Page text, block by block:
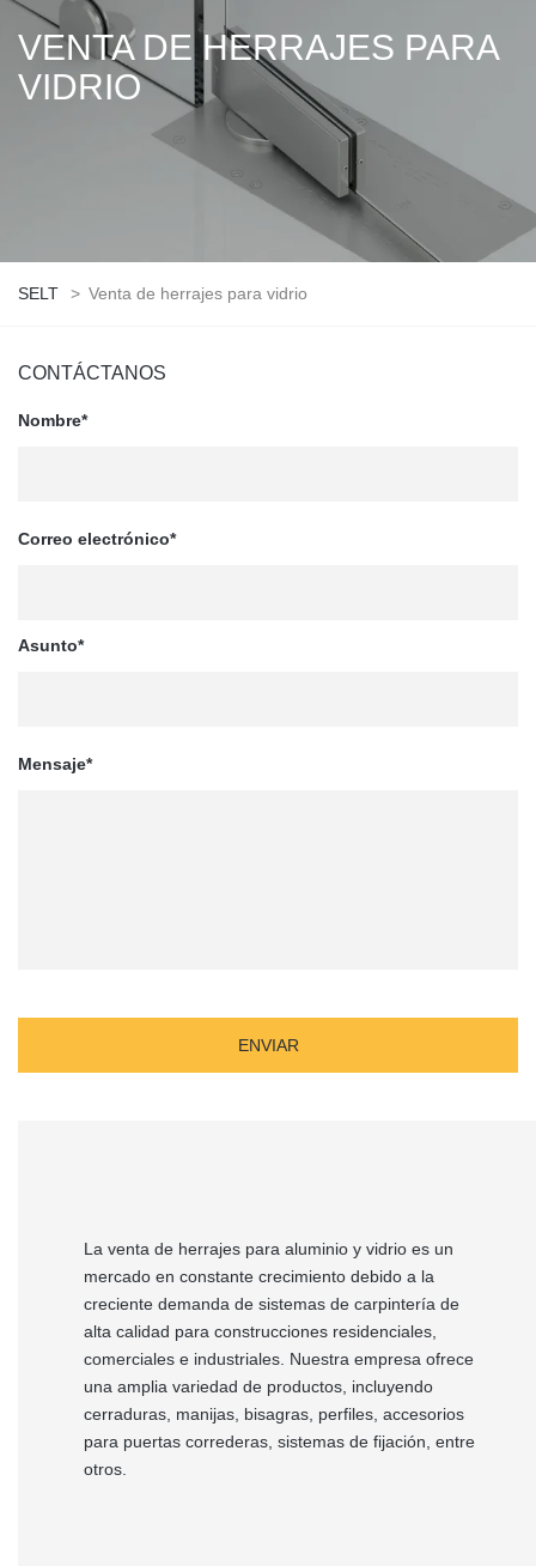
VENTA DE HERRAJES PARA
VIDRIO
SELT > Venta de herrajes para vidrio
CONTÁCTANOS
Nombre*
Correo electrónico*
Asunto*
Mensaje*
La venta de herrajes para aluminio y vidrio es un
mercado en constante crecimiento debido a la
creciente demanda de sistemas de carpintería de
alta calidad para construcciones residenciales,
comerciales e industriales. Nuestra empresa ofrece
una amplia variedad de productos, incluyendo
cerraduras, manijas, bisagras, perfiles, accesorios
para puertas correderas, sistemas de fijación, entre
otros.